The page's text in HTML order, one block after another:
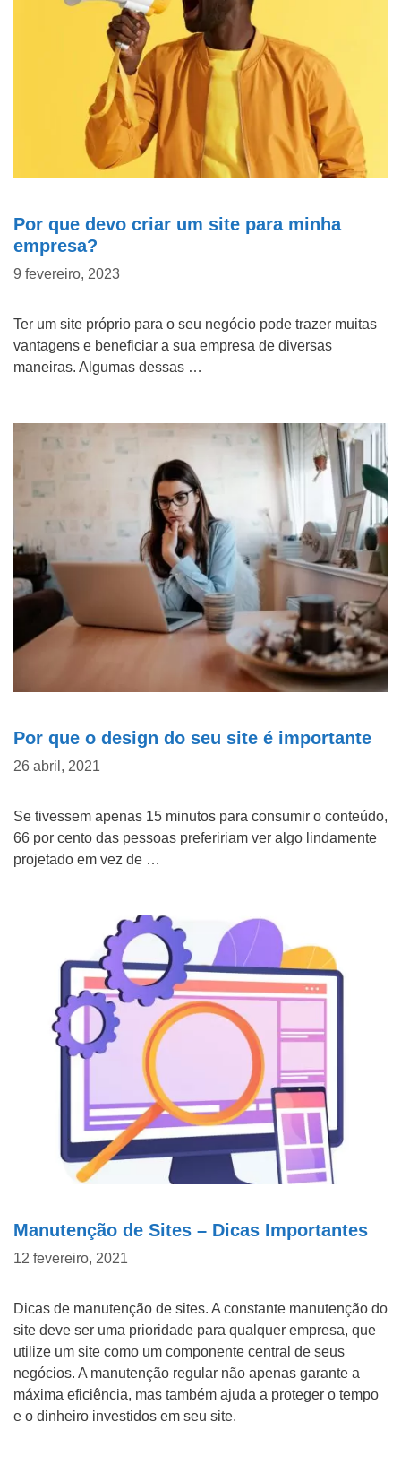
Por que devo criar um site para minha
empresa?
9 fevereiro, 2023
Ter um site próprio para o seu negócio pode trazer muitas
vantagens e beneficiar a sua empresa de diversas
maneiras. Algumas dessas …
Por que o design do seu site é importante
26 abril, 2021
Se tivessem apenas 15 minutos para consumir o conteúdo,
66 por cento das pessoas prefeririam ver algo lindamente
projetado em vez de …
Manutenção de Sites – Dicas Importantes
12 fevereiro, 2021
Dicas de manutenção de sites. A constante manutenção do
site deve ser uma prioridade para qualquer empresa, que
utilize um site como um componente central de seus
negócios. A manutenção regular não apenas garante a
máxima eficiência, mas também ajuda a proteger o tempo
e o dinheiro investidos em seu site.